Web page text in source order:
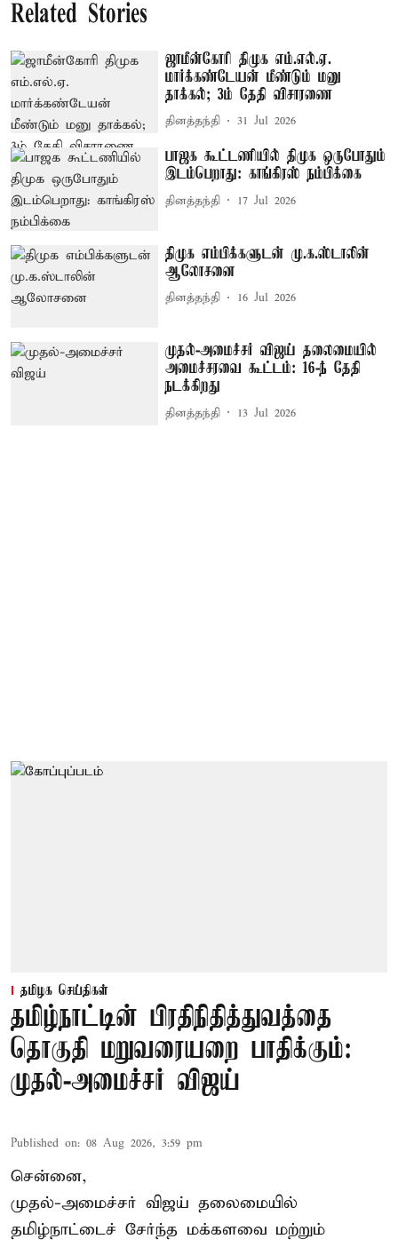
Related Stories
ஜாமீன்கோரி திமுக எம்.எல்.ஏ.
மார்க்கண்டேயன் மீண்டும் மனு
தாக்கல்; 3ம் தேதி விசாரணை
தினத்தந்தி 31 Jul 2026
பாஜக கூட்டணியில் திமுக ஒருபோதும்
இடம்பெறாது: காங்கிரஸ் நம்பிக்கை
தினத்தந்தி 17 Jul 2026
திமுக எம்பிக்களுடன் மு.க.ஸ்டாலின்
ஆலோசனை
தினத்தந்தி 16 Jul 2026
முதல்-அமைச்சர் விஜய் தலைமையில்
அமைச்சரவை கூட்டம்: 16-ந் தேதி
நடக்கிறது
தினத்தந்தி 13 Jul 2026
தமிழக செய்திகள்
தமிழ்நாட்டின் பிரதிநிதித்துவத்தை
தொகுதி மறுவரையறை பாதிக்கும்:
முதல்-அமைச்சர் விஜய்
Published on: 08 Aug 2026, 3:59 pm
சென்னை,
முதல்-அமைச்சர் விஜய் தலைமையில்
தமிழ்நாட்டைச் சேர்ந்த மக்களவை மற்றும்